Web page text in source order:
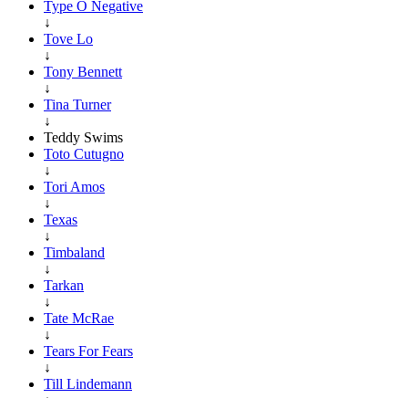
Type O Negative
↓
Tove Lo
↓
Tony Bennett
↓
Tina Turner
↓
Teddy Swims
Toto Cutugno
↓
Tori Amos
↓
Texas
↓
Timbaland
↓
Tarkan
↓
Tate McRae
↓
Tears For Fears
↓
Till Lindemann